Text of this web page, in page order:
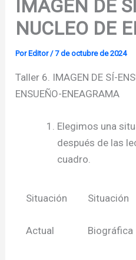
IMAGEN DE
NUCLEO DE
Por Editor/7 de octubre de 2024
Taller 6. IMAGEN DE SÍ-
ENSUEÑO-ENEAGRAMA
Elegimos una
después de las
cuadro.
Situación
Actual
Situación
Biográfica